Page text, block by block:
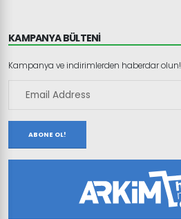
KAMPANYA BÜLTENİ
Kampanya ve indirimlerden haberdar olun!
ABONE OL!